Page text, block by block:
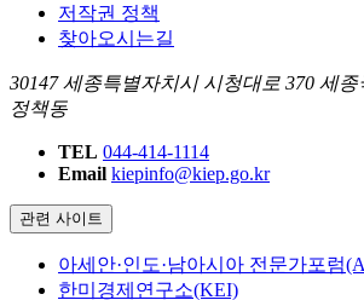
저작권 정책
찾아오시는길
30147 세종특별자치시 시청대로 370 세
정책동
TEL 044-414-1114
Email kiepinfo@kiep.go.kr
관련 사이트
아세안·인도·남아시아 전문가포럼
한미경제연구소(KEI)